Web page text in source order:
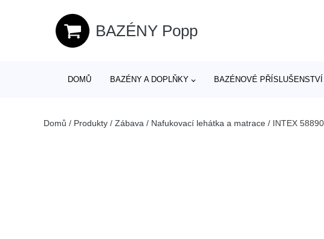
BAZÉNY Popp
DOMŮ BAZÉNY A DOPLŇKY BAZÉNOVÉ PŘÍSLUŠENSTVÍ
Domů / Produkty / Zábava / Nafukovací lehátka a matrace / INTEX